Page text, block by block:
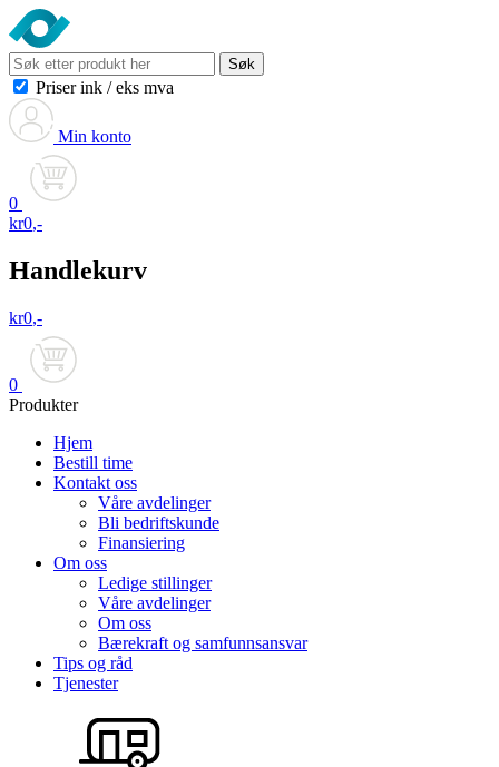
Søk
Priser ink / eks mva
Min konto
0
kr0,-
Handlekurv
kr0,-
0
Produkter
Hjem
Bestill time
Kontakt oss
Våre avdelinger
Bli bedriftskunde
Finansiering
Om oss
Ledige stillinger
Våre avdelinger
Om oss
Bærekraft og samfunnsansvar
Tips og råd
Tjenester